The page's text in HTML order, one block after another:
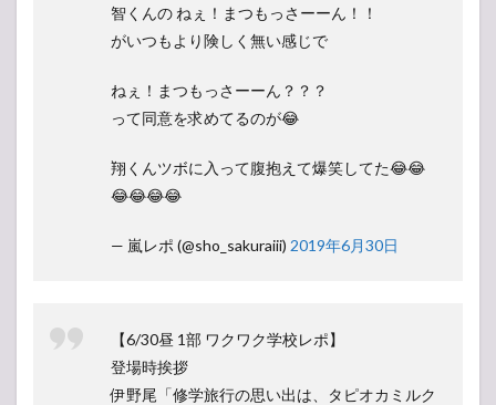
智くんの ねぇ！まつもっさーーん！！
がいつもより険しく無い感じで
ねぇ！まつもっさーーん？？？
って同意を求めてるのが😂
翔くんツボに入って腹抱えて爆笑してた😂😂
😂😂😂😂
— 嵐レポ (@sho_sakuraiii) 2019年6月30日
【6/30昼 1部 ワクワク学校レポ】
登場時挨拶
伊野尾「修学旅行の思い出は、タピオカミルク